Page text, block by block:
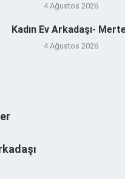
4 Ağustos 2026
Kadın Ev Arkadaşı-
4 Ağustos 2026